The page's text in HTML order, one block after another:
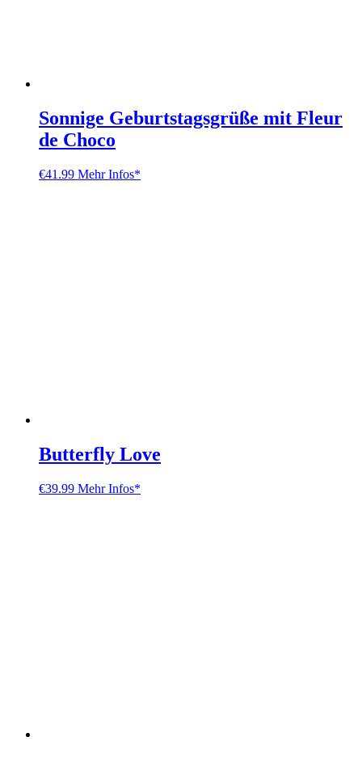
Sonnige Geburtstagsgrüße mit Fleur
de Choco
€41.99 Mehr Infos*
Butterfly Love
€39.99 Mehr Infos*